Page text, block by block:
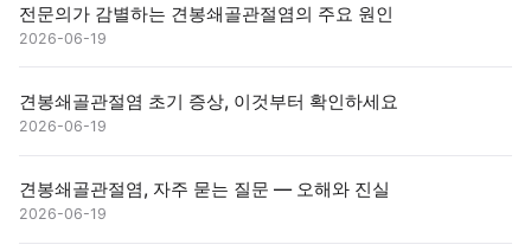
전문의가 감별하는 견봉쇄골관절염의 주요 원인
2026-06-19
견봉쇄골관절염 초기 증상, 이것부터 확인하세요
2026-06-19
견봉쇄골관절염, 자주 묻는 질문 — 오해와 진실
2026-06-19